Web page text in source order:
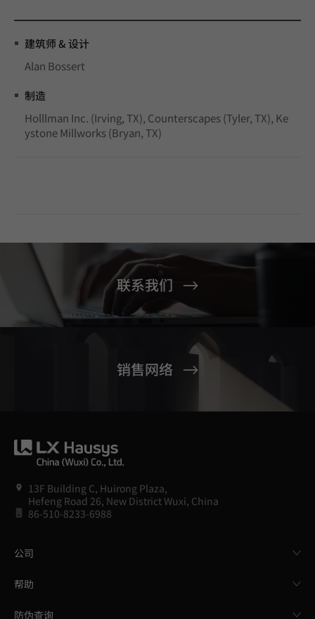
建筑师 & 设计
Alan Bossert
制造
Holllman Inc. (Irving, TX), Counterscapes (Tyler, TX), Ke
ystone Millworks (Bryan, TX)
联系我们
销售网络
13F Building C, Huirong Plaza,
Hefeng Road 26, New District Wuxi, China
86-510-8233-6988
公司
帮助
防伪查询